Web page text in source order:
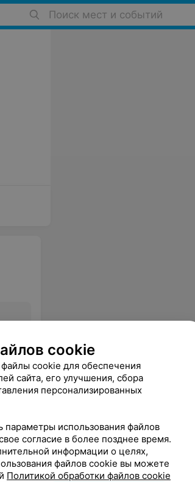
Поиск мест и событий
cookie
cookie для обеспечения
сайта, его улучшения, сбора
персонализированных
использования файлов
согласие в более позднее время.
информации о целях,
файлов cookie вы можете
Политикой обработки файлов cookie